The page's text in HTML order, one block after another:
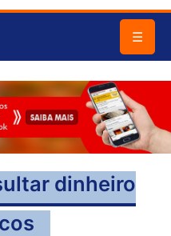
☰
dinheiro